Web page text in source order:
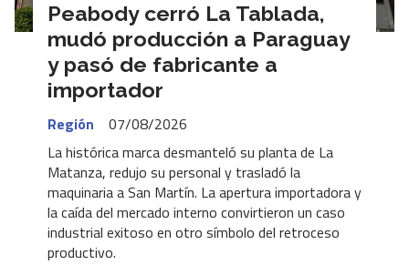
Peabody cerró La Tablada,
mudó producción a Paraguay
y pasó de fabricante a
importador
Región
07/08/2026
La histórica marca desmanteló su planta de La
Matanza, redujo su personal y trasladó la
maquinaria a San Martín. La apertura importadora y
la caída del mercado interno convirtieron un caso
industrial exitoso en otro símbolo del retroceso
productivo.